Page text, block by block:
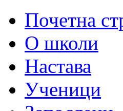
Почетна
О школи
Настава
Ученици